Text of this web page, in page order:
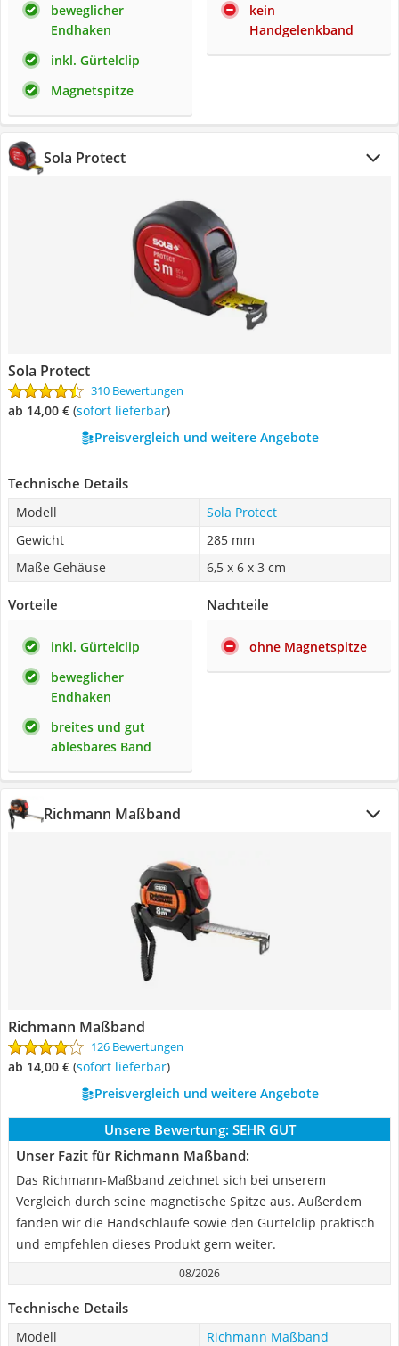
beweglicher
Endhaken
inkl. Gürtelclip
Magnetspitze
kein
Handgelenkband
Sola Protect
Sola Protect
310 Bewertungen
ab 14,00 € ( Sofort lieferbar)
Preisvergleich und weitere Angebote
Technische Details
Modell
Sola Protect
Gewicht
285 mm
Maße Gehäuse
‎6,5 x 6 x 3 cm
Vorteile
inkl. Gürtelclip
beweglicher
Endhaken
breites und gut
ablesbares Band
Nachteile
ohne Magnetspitze
Richmann Maßband
Richmann Maßband
126 Bewertungen
ab 14,00 € ( Sofort lieferbar)
Preisvergleich und weitere Angebote
Unsere Bewertung: SEHR GUT
Unser Fazit für Richmann Maßband:
Das Richmann-Maßband zeichnet sich bei unserem
Vergleich durch seine magnetische Spitze aus. Außerdem
fanden wir die Handschlaufe sowie den Gürtelclip praktisch
und empfehlen dieses Produkt gern weiter.
08/2026
Technische Details
Modell
Richmann Maßband